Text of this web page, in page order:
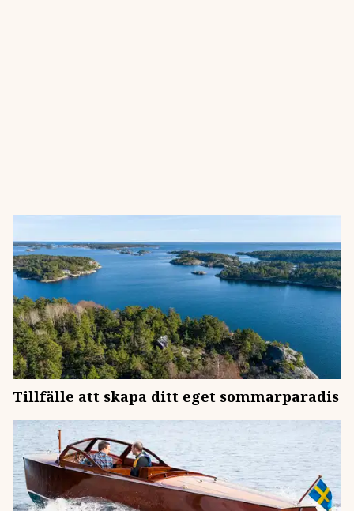
Tillfälle att skapa ditt eget sommarparadis